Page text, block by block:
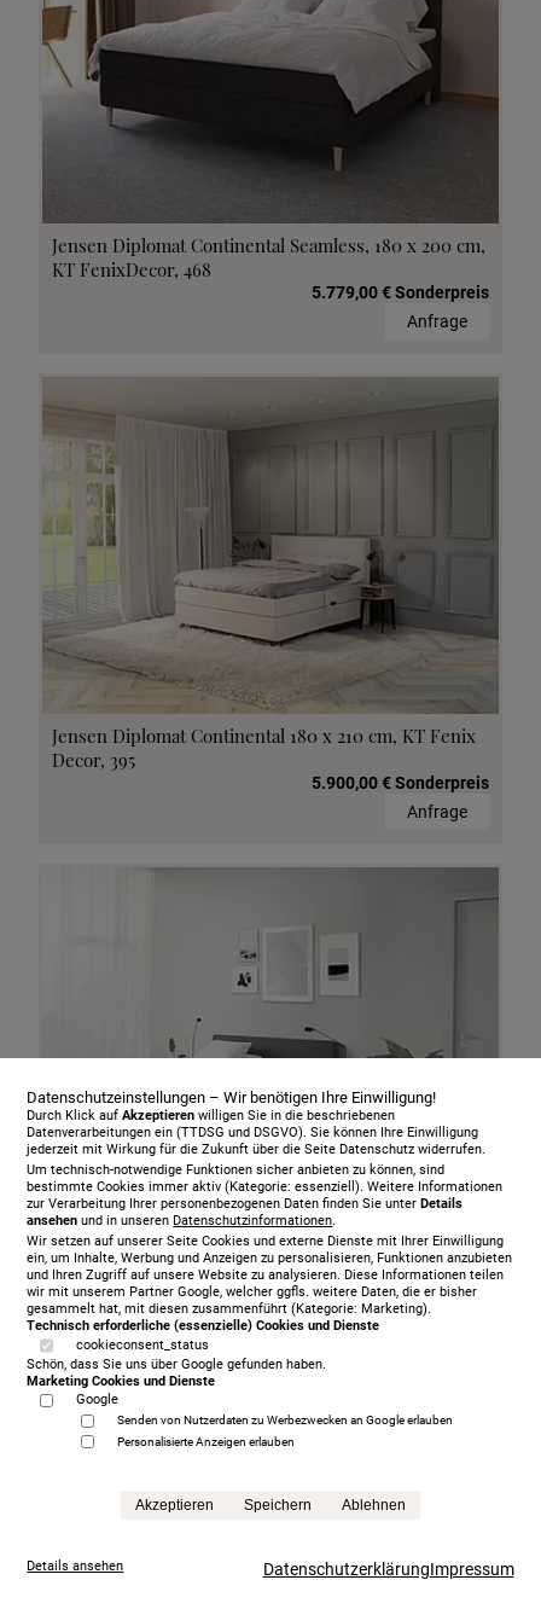
Jensen Diplomat Continental Seamless, 180 x 200 cm,
KT FenixDecor, 468
5.779,00 € Sonderpreis
Anfrage
Jensen Diplomat Continental 180 x 210 cm, KT Fenix
Decor, 395
5.900,00 € Sonderpreis
Anfrage
Jensen Diplomat Lean Motorbett 180 x 200 cm, KT
Ceres, 477
5.930,00 € Sonderpreis
Anfrage
Datenschutzeinstellungen – Wir benötigen Ihre Einwilligung!
Durch Klick aufAkzeptieren willigen Sie in die beschriebenen
Datenverarbeitungen ein (TTDSG und DSGVO). Sie können Ihre Einwilligung
jederzeit mit Wirkung für die Zukunft über die Seite Datenschutz widerrufen.
Um technisch-notwendige Funktionen sicher anbieten zu können, sind
bestimmte Cookies immer aktiv (Kategorie: essenziell). Weitere Informationen
zur Verarbeitung Ihrer personenbezogenen Daten finden Sie unterDetails
ansehen und in unserenDatenschutzinformationen.
Wir setzen auf unserer Seite Cookies und externe Dienste mit Ihrer Einwilligung
ein, um Inhalte, Werbung und Anzeigen zu personalisieren, Funktionen anzubieten
und Ihren Zugriff auf unsere Website zu analysieren. Diese Informationen teilen
wir mit unserem Partner Google, welcher ggfls. weitere Daten, die er bisher
gesammelt hat, mit diesen zusammenführt (Kategorie: Marketing).
Technisch erforderliche (essenzielle) Cookies und Dienste
cookieconsent_status
Schön, dass Sie uns über Google gefunden haben.
Marketing Cookies und Dienste
Google
Senden von Nutzerdaten zu Werbezwecken an Google erlauben
Personalisierte Anzeigen erlauben
Akzeptieren Speichern Ablehnen
Details ansehen DatenschutzerklärungImpressum